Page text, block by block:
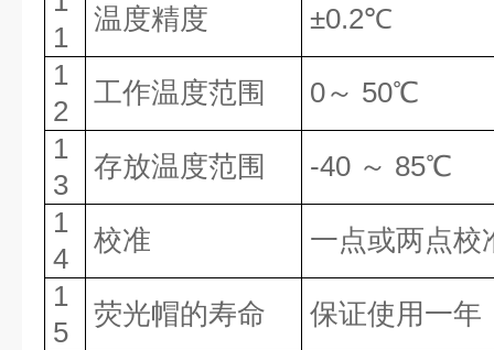
1
温度精度 ±0.2℃
1
2
工作温度范围 0～ 50℃
1
3
存放温度范围 -40 ～ 85℃
1
4
校准
一点或两点校
1
5
荧光帽的寿命
保证使用一年